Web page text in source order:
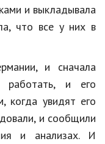
и выкладывала
что все у них в
и сначала
и его
когда увидят его
и сообщили
и анализах. И